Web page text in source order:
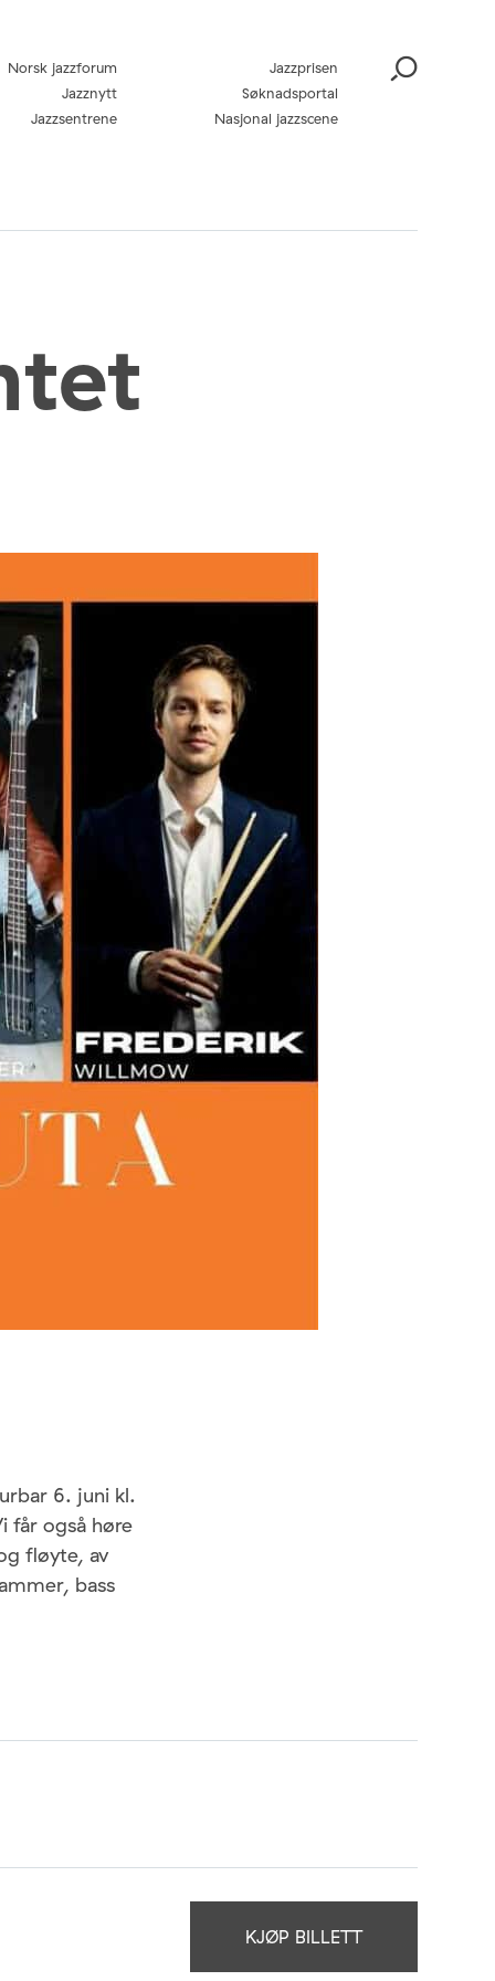
Norsk jazzforum
Jazzprisen
Jazznytt
Søknadsportal
Jazzsentrene
Nasjonal jazzscene
6. juni kl.
får også høre
fløyte, av
bass
KJØP BILLETT